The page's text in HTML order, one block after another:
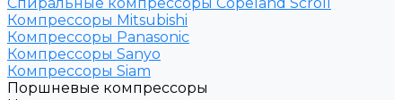
Компрессоры Mitsubishi
Компрессоры Panasonic
Компрессоры Sanyo
Компрессоры Siam
Поршневые компрессоры